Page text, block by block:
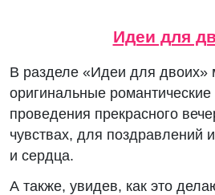
Идеи для
В разделе «Идеи для
оригинальные
проведения прекрасного
чувствах, для поздравлений
и сердца.
А также, увидев, как это